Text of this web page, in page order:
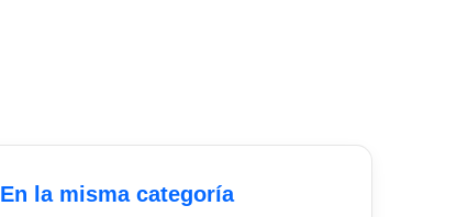
En la misma categoría